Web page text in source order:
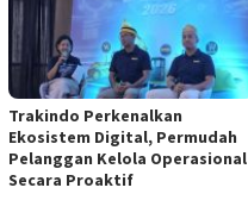
Trakindo Perkenalkan
Ekosistem Digital, Permudah
Pelanggan Kelola Operasional
Secara Proaktif